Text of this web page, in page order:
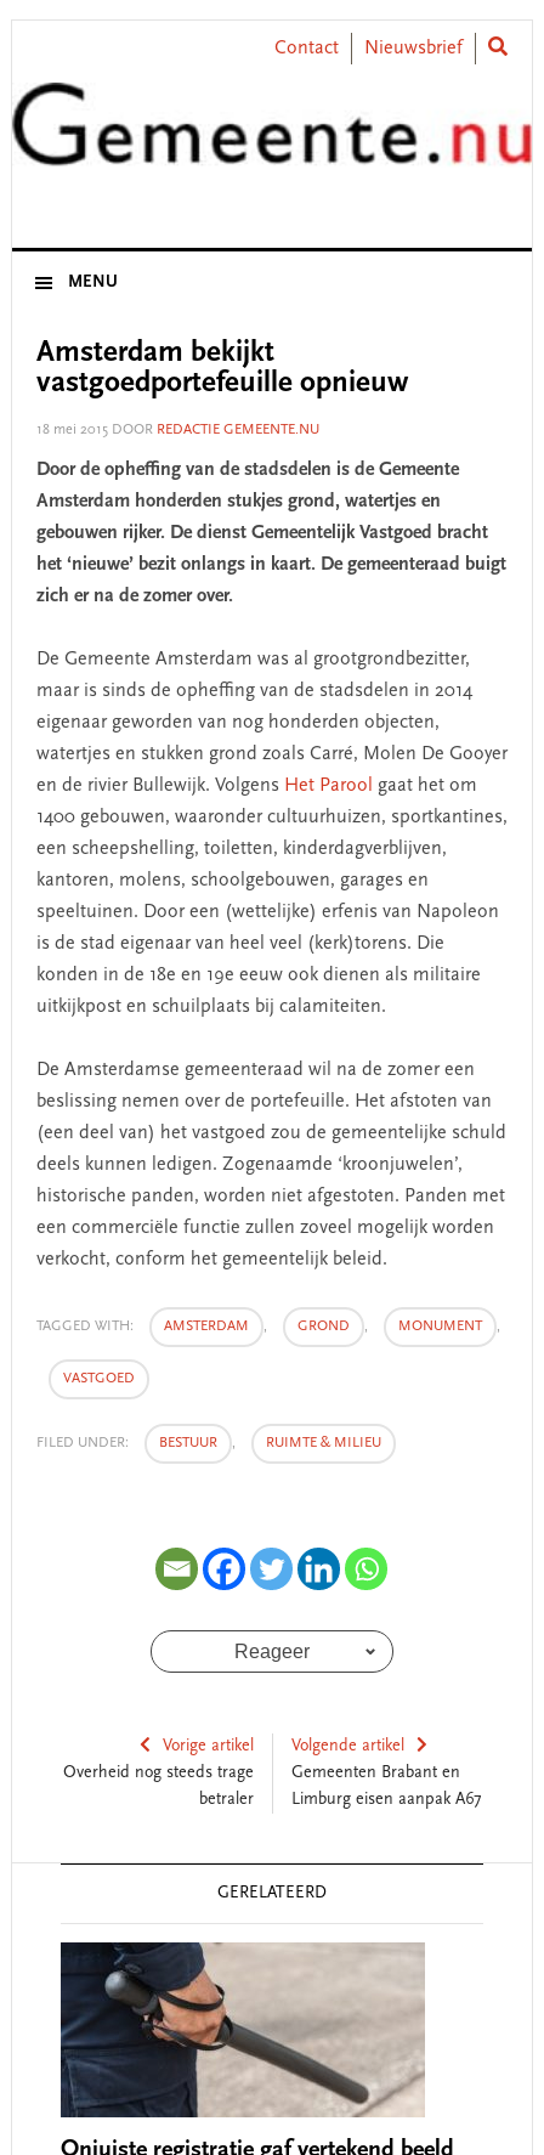
Skip
primary
navigation
Skip
content
Skip
primary
sidebar
Skip
footer
Contact Nieuwsbrief
MENU
Amsterdam bekijkt
vastgoedportefeuille opnieuw
18 mei 2015DOOR REDACTIE GEMEENTE.NU
Door de opheffing van de stadsdelen is de Gemeente
Amsterdam honderden stukjes grond, watertjes en
gebouwen rijker. De dienst Gemeentelijk Vastgoed bracht
het ‘nieuwe’ bezit onlangs in kaart. De gemeenteraad buigt
zich er na de zomer over.
De Gemeente Amsterdam was al grootgrondbezitter,
maar is sinds de opheffing van de stadsdelen in 2014
eigenaar geworden van nog honderden objecten,
watertjes en stukken grond zoals Carré, Molen De Gooyer
en de rivier Bullewijk. Volgens Het Parool
gaat het om
1400 gebouwen, waaronder cultuurhuizen, sportkantines,
een scheepshelling, toiletten, kinderdagverblijven,
kantoren, molens, schoolgebouwen, garages en
speeltuinen. Door een (wettelijke) erfenis van Napoleon
is de stad eigenaar van heel veel (kerk)torens. Die
konden in de 18e en 19e eeuw ook dienen als militaire
uitkijkpost en schuilplaats bij calamiteiten.
De Amsterdamse gemeenteraad wil na de zomer een
beslissing nemen over de portefeuille. Het afstoten van
(een deel van) het vastgoed zou de gemeentelijke schuld
deels kunnen ledigen. Zogenaamde ‘kroonjuwelen’,
historische panden, worden niet afgestoten. Panden met
een commerciële functie zullen zoveel mogelijk worden
verkocht, conform het gemeentelijk beleid.
TAGGED WITH: AMSTERDAM , GROND , MONUMENT ,
VASTGOED
FILED UNDER: BESTUUR , RUIMTE & MILIEU
Reageer
Vorige artikel
Overheid nog steeds trage
betraler
Volgende artikel
Gemeenten Brabant en
Limburg eisen aanpak A67
GERELATEERD
Onjuiste registratie gaf vertekend beeld